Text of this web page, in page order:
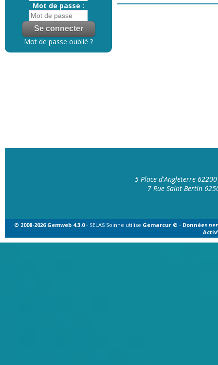
Mot de passe :
Mot de passe oublié ?
5 Place d'Angleterre
7 Rue Saint Bertin
© 2008-2026 Gemweb 4.3.0- SELAS Soinne utilise Gemarcur © - Données